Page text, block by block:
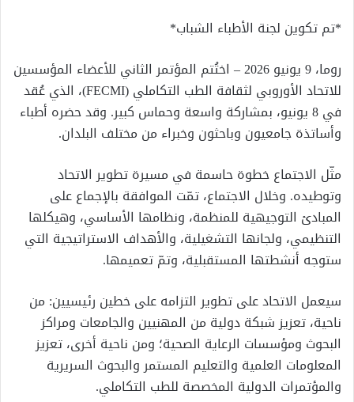
*تم تكوين لجنة الأطباء الشباب*
روما، 9 يونيو 2026 – اختُتم المؤتمر الثاني للأعضاء المؤسسين
للاتحاد الأوروبي لثقافة الطب التكاملي (FECMI)، الذي عُقد
في 8 يونيو، بمشاركة واسعة وحماس كبير. وقد حضره أطباء
وأساتذة جامعيون وباحثون وخبراء من مختلف البلدان.
مثّل الاجتماع خطوة حاسمة في مسيرة تطوير الاتحاد
وتوطيده. وخلال الاجتماع، تمّت الموافقة بالإجماع على
المبادئ التوجيهية للمنظمة، ونظامها الأساسي، وهيكلها
التنظيمي، ولجانها التشغيلية، والأهداف الاستراتيجية التي
ستوجه أنشطتها المستقبلية، وتمّ تعميمها.
سيعمل الاتحاد على تطوير التزامه على خطين رئيسيين: من
ناحية، تعزيز شبكة دولية من المهنيين والجامعات ومراكز
البحوث ومؤسسات الرعاية الصحية؛ ومن ناحية أخرى، تعزيز
المعلومات العلمية والتعليم المستمر والبحوث السريرية
والمؤتمرات الدولية المخصصة للطب التكاملي.